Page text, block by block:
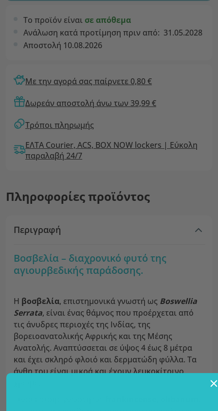
Το προϊόν είναι σε απόθεμα
Ανάλωση κατά προτίμηση πριν από: 31.05.2028
Αποστολή 10.08.2026
Με την αγορά σας παίρνετε 0,80 €
Δωρεάν αποστολή άνω των 39,99 €
Τρόποι πληρωμής
ΕΛΤΑ Courier, ACS, BOX NOW lockers | Εύκολη
παραλαβή 24/7
Πληροφορίες προϊόντος
Περιγραφή
Βοσβελία – διαχρονικό φυτό της
αγιουρβεδικής παράδοσης.
Η βοσβελία, επιστημονικά γνωστή ως Boswellia
Serrata, είναι ένας θάμνος που προέρχεται από
τις άνυδρες περιοχές της Ινδίας, της
βορειοανατολικής Αφρικής και της Μέσης
Ανατολής. Αναπτύσσεται σε ύψος 4 έως 8 μέτρα
και έχει σκληρό φλοιό και δερματώδη φύλλα. Τα
άνθη του είναι μικρά και έχουν λευκοκίτρινο